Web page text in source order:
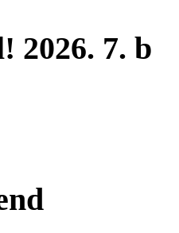
2026. 7. b